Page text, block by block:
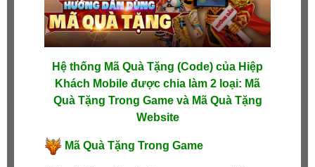
Hệ thống Mã Quà Tặng (Code) của Hiệp
Khách Mobile được chia làm 2 loại: Mã
Quà Tặng Trong Game và Mã Quà Tặng
Website
Mã Quà Tặng Trong Game